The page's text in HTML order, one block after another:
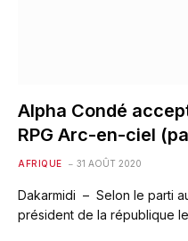
Alpha Condé
RPG Arc-en-ciel
AFRIQUE 31 AOÛT 2020
Dakarmidi – Selon le parti
président de la république